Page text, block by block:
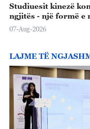
Studiuesit kinezë
ngjitës - një formë e
07-Aug-2026
LAJME TË